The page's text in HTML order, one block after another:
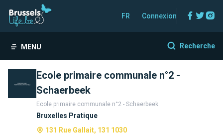
FR Connexion
MENU Recherche
Ecole primaire communale n°2 -
Schaerbeek
Ecole primaire communale n°2 - Schaerbeek
Bruxelles Pratique
131 Rue Gallait, 131 1030